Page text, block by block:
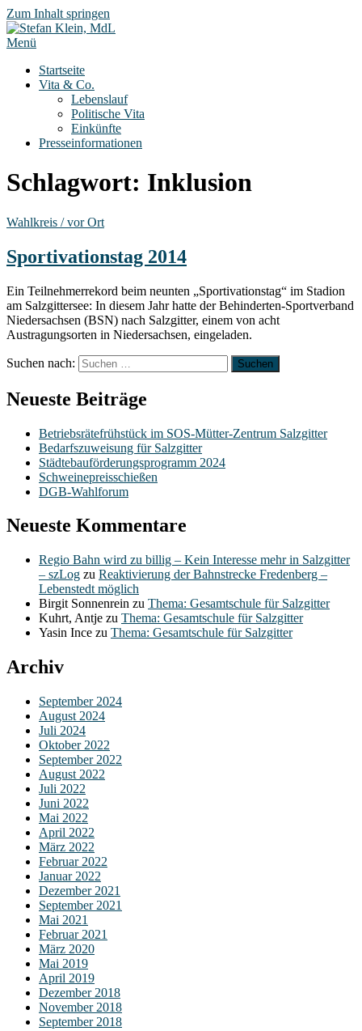
Zum Inhalt springen
Menü
Startseite
Vita & Co.
Lebenslauf
Politische Vita
Einkünfte
Presseinformationen
Schlagwort: Inklusion
Wahlkreis / vor Ort
Sportivationstag 2014
Ein Teilnehmerrekord beim neunten „Sportivationstag“ im Stadion
am Salzgittersee: In diesem Jahr hatte der Behinderten-Sportverband
Niedersachsen (BSN) nach Salzgitter, einem von acht
Austragungsorten in Niedersachsen, eingeladen.
Suchen nach:
Neueste Beiträge
Betriebsrätefrühstück im SOS-Mütter-Zentrum Salzgitter
Bedarfszuweisung für Salzgitter
Städtebauförderungsprogramm 2024
Schweinepreisschießen
DGB-Wahlforum
Neueste Kommentare
Regio Bahn wird zu billig – Kein Interesse mehr in Salzgitter
– szLog zu Reaktivierung der Bahnstrecke Fredenberg –
Lebenstedt möglich
Birgit Sonnenrein zu Thema: Gesamtschule für Salzgitter
Kuhrt, Antje zu Thema: Gesamtschule für Salzgitter
Yasin Ince zu Thema: Gesamtschule für Salzgitter
Archiv
September 2024
August 2024
Juli 2024
Oktober 2022
September 2022
August 2022
Juli 2022
Juni 2022
Mai 2022
April 2022
März 2022
Februar 2022
Januar 2022
Dezember 2021
September 2021
Mai 2021
Februar 2021
März 2020
Mai 2019
April 2019
Dezember 2018
November 2018
September 2018